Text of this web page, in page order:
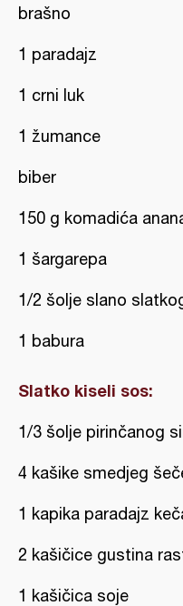
brašno
1 paradajz
1 crni luk
1 žumance
biber
150 g komadića
1 šargarepa
1/2 šolje slano
1 babura
Slatko kiseli sos:
1/3 šolje pirinčanog
4 kašike smedjeg
1 kapika paradajz
2 kašičice gustina
1 kašičica soje